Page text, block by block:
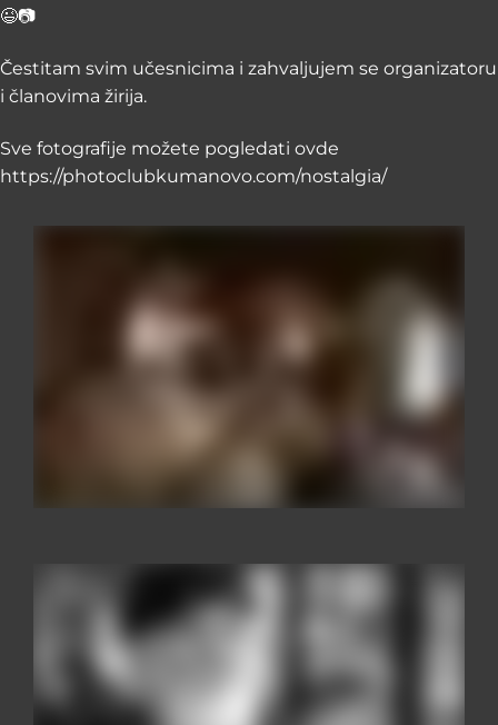
😉📷
Čestitam svim učesnicima i zahvaljujem se organizatoru
i članovima žirija.
Sve fotografije možete pogledati ovde
https://photoclubkumanovo.com/nostalgia/